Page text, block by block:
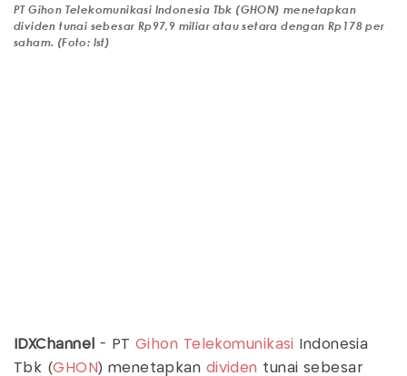
PT Gihon Telekomunikasi Indonesia Tbk (GHON) menetapkan
dividen tunai sebesar Rp97,9 miliar atau setara dengan Rp178 per
saham. (Foto: Ist)
IDXChannel - PTGihon Telekomunikasi Indonesia
Tbk (GHON ) menetapkan dividen tunai sebesar